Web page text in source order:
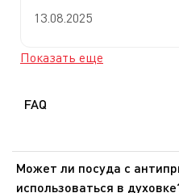
13.08.2025
Показать еще
FAQ
Может ли посуда с
использоваться в